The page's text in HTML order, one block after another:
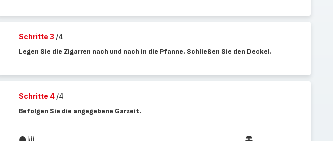
Schritte 3 /4
Legen Sie die Zigarren nach und nach in die Pfanne. Schließen Sie den Deckel.
Schritte 4 /4
Befolgen Sie die angegebene Garzeit.